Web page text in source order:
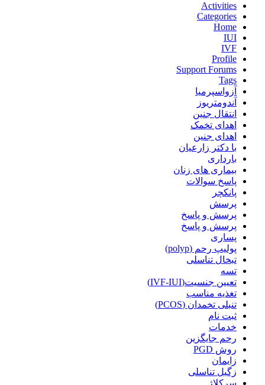
Activities
Categories
Home
IUI
IVF
Profile
Support Forums
Tags
آزواسپرمیا
آندومتریوز
انتقال جنین
اهدای تخمک
اهدای جنین
با دکتر زارعیان
بارداری
بیماری های زنان
پاسخ سوالات
پانکچر
پرسش
پرسش و پاسخ
پرسش و پاسخ
پساری
پولیپ رحم (polyp)
تبخال تناسلی
تسه
تعیین جنسیت(IVF-IUI)
تغذیه مناسب
تنبلی تخمدان (PCOS)
ثبت نام
خدمات
رحم جایگزین
روش PGD
زایمان
زگیل تناسلی